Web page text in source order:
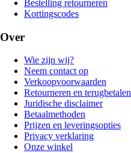
Bestelling retourneren
Kortingscodes
Over
Wie zijn wij?
Neem contact op
Verkoopvoorwaarden
Retourneren en terugbetalen
Juridische disclaimer
Betaalmethoden
Prijzen en leveringsopties
Privacy verklaring
Onze winkel